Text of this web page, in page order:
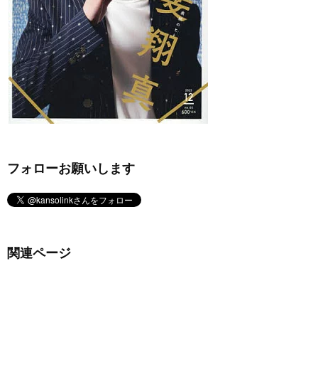
フォローお願いします
関連ページ